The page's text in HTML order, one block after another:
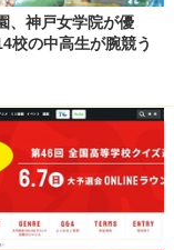
、神戸女学院が優
校の中高生が腕競う